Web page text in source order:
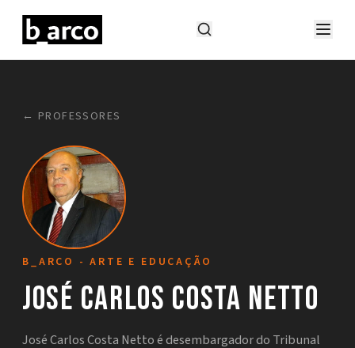
← PROFESSORES
B_ARCO - ARTE E EDUCAÇÃO
José Carlos Costa Netto
José Carlos Costa Netto é desembargador do Tribunal